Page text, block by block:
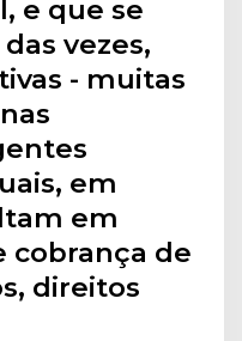
e que se
vezes,
- muitas
em
em
cobrança de
direitos